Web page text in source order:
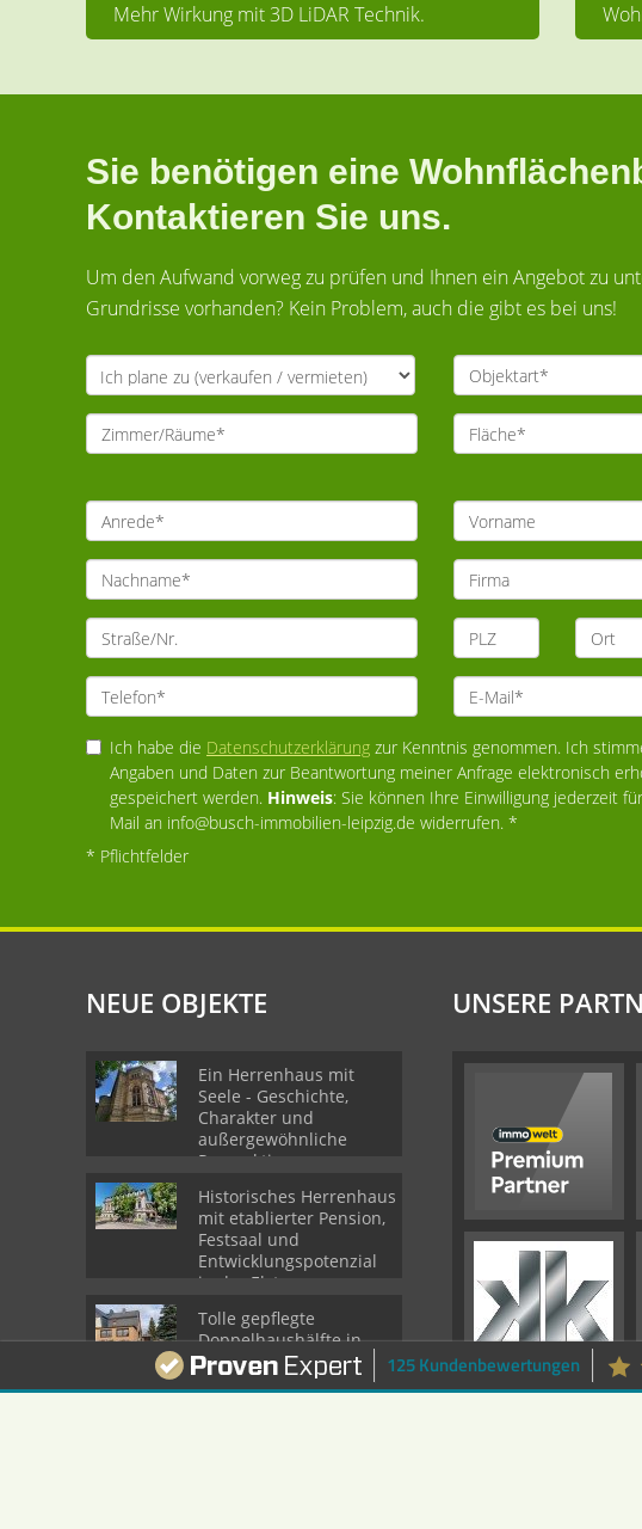
Mehr Wirkung mit 3D LiDAR Technik.
Sie benötigen eine
Kontaktieren Sie uns.
Um den Aufwand vorweg zu prüfen und Ihnen ein Angebot zu
Grundrisse vorhanden? Kein Problem, auch die gibt es bei uns!
Ich habe die Datenschutzerklärung zur Kenntnis genommen. Ich
Angaben und Daten zur Beantwortung meiner Anfrage elektronisch
gespeichert werden. Hinweis: Sie können Ihre Einwilligung jederzeit
Mail an info@busch-immobilien-leipzig.de widerrufen. *
* Pflichtfelder
125 Kundenbewertungen
NEUE OBJEKTE
Ein Herrenhaus mit
Seele - Geschichte,
Charakter und
außergewöhnliche
Perspektiven
Historisches Herrenhaus
mit etablierter Pension,
Festsaal und
Entwicklungspotenzial
in der Elsteraue
Tolle gepflegte
Doppelhaushälfte in
Wermsdorf zu verkaufen
UNSERE